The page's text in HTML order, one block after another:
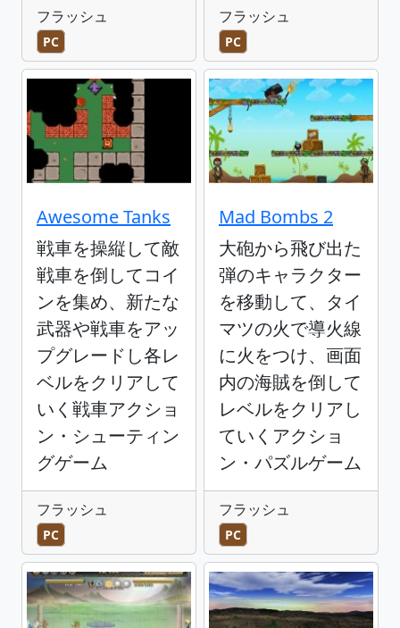
フラッシュ
PC
フラッシュ
PC
Awesome Tanks
戦車を操縦して敵
戦車を倒してコイ
ンを集め、新たな
武器や戦車をアッ
プグレードし各レ
ベルをクリアして
いく戦車アクショ
ン・シューティン
グゲーム
フラッシュ
PC
Mad Bombs 2
大砲から飛び出た
弾のキャラクター
を移動して、タイ
マツの火で導火線
に火をつけ、画面
内の海賊を倒して
レベルをクリアし
ていくアクショ
ン・パズルゲーム
フラッシュ
PC